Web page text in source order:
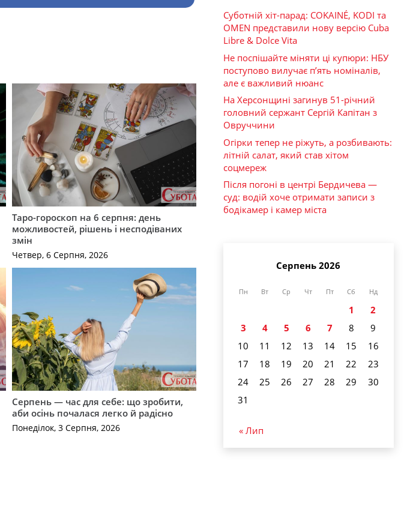
Таро-гороскоп на 6 серпня: день
можливостей, рішень і несподіваних
змін
Четвер, 6 Серпня, 2026
Серпень — час для себе: що зробити,
аби осінь почалася легко й радісно
Понеділок, 3 Серпня, 2026
Суботній хіт-парад: COKAINÉ, KODI та
OMEN представили нову версію Cuba
Libre & Dolce Vita
Не поспішайте міняти ці купюри: НБУ
поступово вилучає п’ять номіналів,
але є важливий нюанс
На Херсонщині загинув 51-річний
головний сержант Сергій Капітан з
Овруччини
Огірки тепер не ріжуть, а розбивають:
літній салат, який став хітом
соцмереж
Після погоні в центрі Бердичева —
суд: водій хоче отримати записи з
бодікамер і камер міста
Серпень 2026
Пн Вт Ср Чт Пт Сб Нд
1
2
3
4 5 6 7 8
9
10
11 12 13 14 15
16
17
18 19 20 21 22
23
24
25 26 27 28 29
30
31
« Лип